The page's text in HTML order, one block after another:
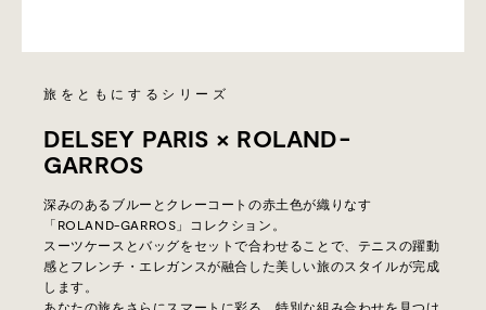
旅をともにするシリーズ
DELSEY PARIS × ROLAND-
GARROS
深みのあるブルーとクレーコートの赤土色が織りなす
「ROLAND-GARROS」コレクション。
スーツケースとバッグをセットで合わせることで、テニスの躍動
感とフレンチ・エレガンスが融合した美しい旅のスタイルが完成
します。